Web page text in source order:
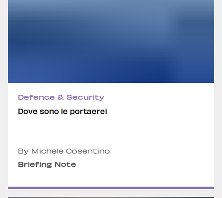
Defence & Security
Dove sono le portaerei
By Michele Cosentino
Briefing Note